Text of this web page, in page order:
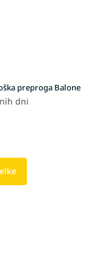
preproga Balone
dni